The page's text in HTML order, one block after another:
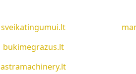
sveikatingumui.lt
bukimegrazus.lt
astramachinery.lt